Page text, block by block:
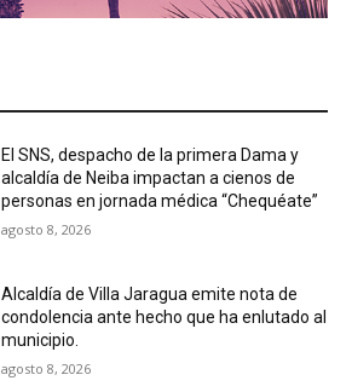
El SNS, despacho de la primera Dama y
alcaldía de Neiba impactan a cienos de
personas en jornada médica “Chequéate”
agosto 8, 2026
Alcaldía de Villa Jaragua emite nota de
condolencia ante hecho que ha enlutado al
municipio.
agosto 8, 2026